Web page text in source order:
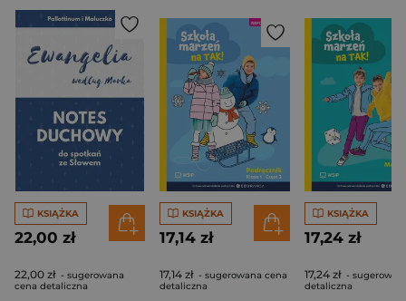
KSIĄŻKA
22,00 zł
22,00 zł - sugerowana
cena detaliczna
KSIĄŻKA
17,14 zł
17,14 zł - sugerowana cena
detaliczna
KSIĄŻKA
17,24 zł
17,24 zł -
detaliczna